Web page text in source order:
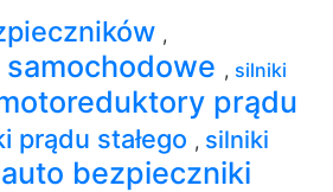
,
, silniki
prądu
prądu stałego , silniki
auto bezpieczniki